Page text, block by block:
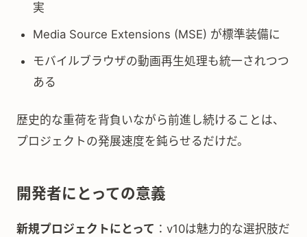
実
Media Source Extensions (MSE) が標準装備に
モバイルブラウザの動画再生処理も統一されつつ
ある
歴史的な重荷を背負いながら前進し続けることは、
プロジェクトの発展速度を鈍らせるだけだ。
開発者にとっての意義
新規プロジェクトにとって ：v10は魅力的な選択肢だ